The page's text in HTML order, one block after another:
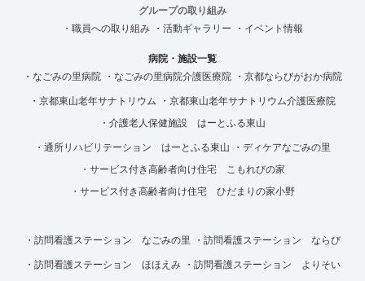
グループの取り組み
・職員への取り組み
・活動ギャラリー ・イベント情報
病院・施設一覧
・なごみの里病院
・なごみの里病院介護医療院 ・京都ならびがおか病院
・京都東山老年サナトリウム
・京都東山老年サナトリウム介護医療院
・介護老人保健施設 はーとふる東山
・通所リハビリテーション はーとふる東山
・ディケアなごみの里
・サービス付き高齢者向け住宅 こもれびの家
・サービス付き高齢者向け住宅 ひだまりの家小野
・訪問看護ステーション なごみの里 ・訪問看護ステーション ならび
・訪問看護ステーション ほほえみ ・訪問看護ステーション よりそい